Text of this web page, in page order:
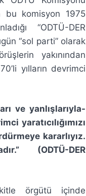
bu komisyon 1975
“ODTÜ-DER
“sol parti” olarak
yakınından
yılların devrimci
ve yanlışlarıyla-
yaratıcılığımızı
kararlıyız.
(ODTÜ-DER
örgütü içinde